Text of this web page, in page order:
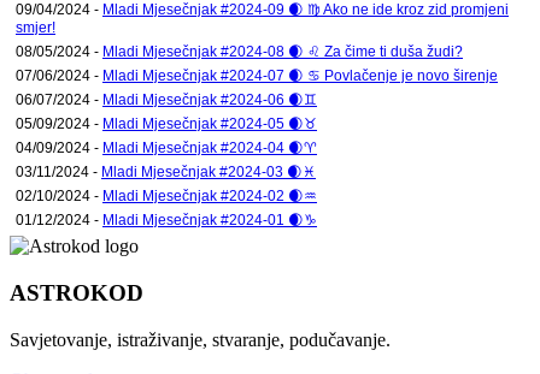
09/04/2024 - Mladi Mjesečnjak #2024-09 🌒 ♍ Ako ne ide kroz zid promjeni
smjer!
08/05/2024 - Mladi Mjesečnjak #2024-08 🌒 ♌ Za čime ti duša žudi?
07/06/2024 - Mladi Mjesečnjak #2024-07 🌒 ♋ Povlačenje je novo širenje
06/07/2024 - Mladi Mjesečnjak #2024-06 🌒♊
05/09/2024 - Mladi Mjesečnjak #2024-05 🌒♉
04/09/2024 - Mladi Mjesečnjak #2024-04 🌒♈
03/11/2024 - Mladi Mjesečnjak #2024-03 🌒♓
02/10/2024 - Mladi Mjesečnjak #2024-02 🌒♒
01/12/2024 - Mladi Mjesečnjak #2024-01 🌒♑
ASTROKOD
Savjetovanje, istraživanje, stvaranje, podučavanje.